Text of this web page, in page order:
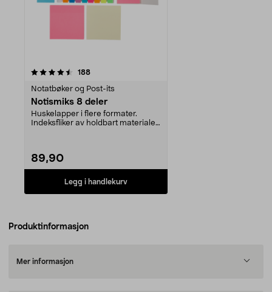
188anmeldelser
Notatbøker og Post-its
Notismiks 8 deler
Huskelapper i flere formater.
Indeksfliker av holdbart materiale -
89,90
Legg i handlekurv
Produktinformasjon
Mer informasjon